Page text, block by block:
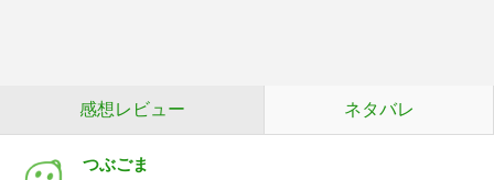
感想レビュー ネタバレ
つぶごま